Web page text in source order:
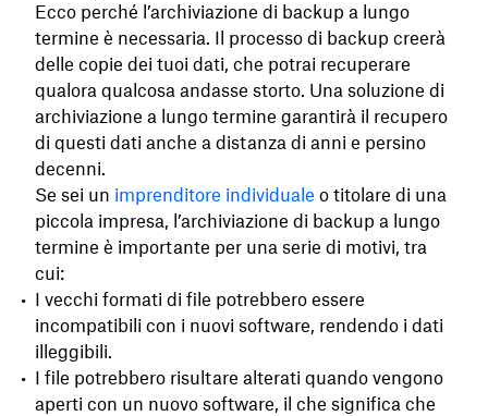
Ecco perché l’archiviazione di backup a lungo
termine è necessaria. Il processo di backup creerà
delle copie dei tuoi dati, che potrai recuperare
qualora qualcosa andasse storto. Una soluzione di
archiviazione a lungo termine garantirà il recupero
di questi dati anche a distanza di anni e persino
decenni.
Se sei un imprenditore individuale o titolare di una
piccola impresa, l’archiviazione di backup a lungo
termine è importante per una serie di motivi, tra
cui:
I vecchi formati di file potrebbero essere
incompatibili con i nuovi software, rendendo i dati
illeggibili.
I file potrebbero risultare alterati quando vengono
aperti con un nuovo software, il che significa che